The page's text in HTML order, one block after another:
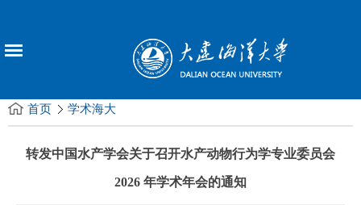
首页 学术海大
转发中国水产学会关于召开水产动物行为学专业委员会
2026 年学术年会的通知